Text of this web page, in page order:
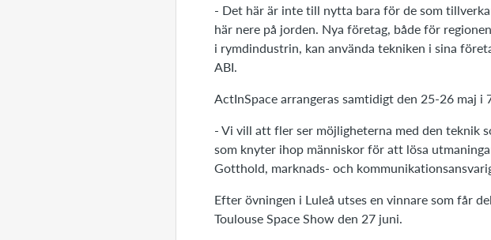
- Det här är inte till nytta bara för de som
här nere på jorden. Nya företag, både för
i rymdindustrin, kan använda tekniken i sina
ABI.
ActInSpace arrangeras samtidigt den 25-26 maj
- Vi vill att fler ser möjligheterna med den teknik
som knyter ihop människor för att lösa
Gotthold, marknads- och
Efter övningen i Luleå utses en vinnare som får
Toulouse Space Show den 27 juni.